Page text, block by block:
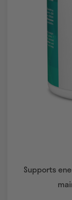
Supports